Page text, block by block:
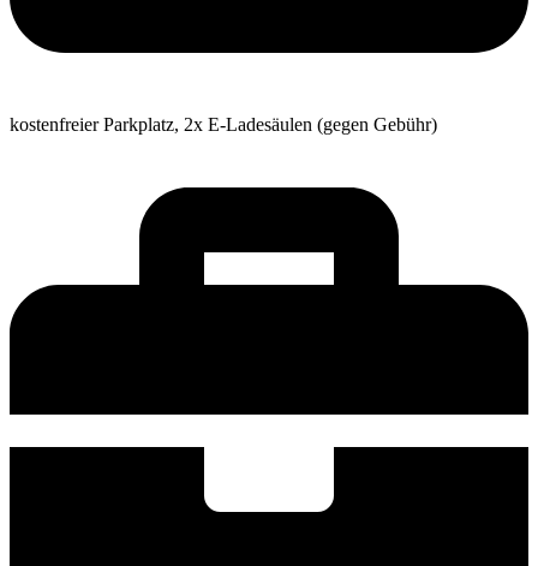
kostenfreier Parkplatz, 2x E-Ladesäulen (gegen Gebühr)